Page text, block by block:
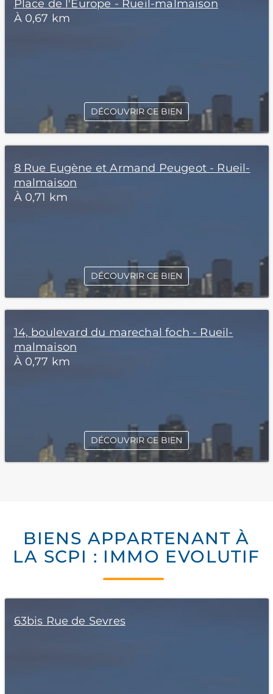
Place de l'Europe - Rueil-malmaison
À 0,67 km
DÉCOUVRIR CE BIEN
8 Rue Eugène et Armand Peugeot - Rueil-
malmaison
À 0,71 km
DÉCOUVRIR CE BIEN
14, boulevard du marechal foch - Rueil-
malmaison
À 0,77 km
DÉCOUVRIR CE BIEN
BIENS APPARTENANT À
LA SCPI : IMMO EVOLUTIF
63bis Rue de Sevres